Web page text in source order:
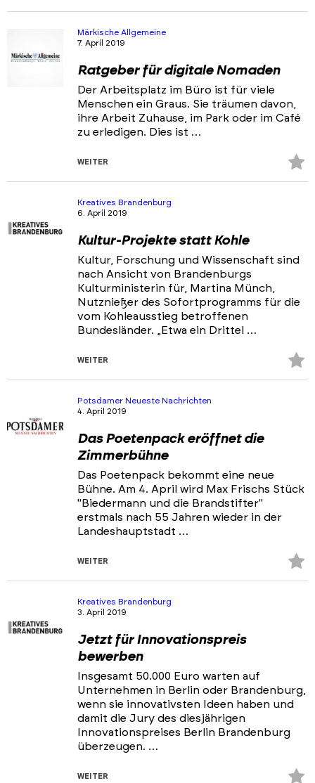
Märkische Allgemeine
7. April 2019
Ratgeber für digitale Nomaden
Der Arbeitsplatz im Büro ist für viele
Menschen ein Graus. Sie träumen davon,
ihre Arbeit Zuhause, im Park oder im Café
zu erledigen. Dies ist …
WEITER
Kreatives Brandenburg
6. April 2019
Kultur-Projekte statt Kohle
Kultur, Forschung und Wissenschaft sind
nach Ansicht von Brandenburgs
Kulturministerin für, Martina Münch,
Nutznießer des Sofortprogramms für die
vom Kohleausstieg betroffenen
Bundesländer. „Etwa ein Drittel …
WEITER
Potsdamer Neueste Nachrichten
4. April 2019
Das Poetenpack eröffnet die
Zimmerbühne
Das Poetenpack bekommt eine neue
Bühne. Am 4. April wird Max Frischs Stück
"Biedermann und die Brandstifter"
erstmals nach 55 Jahren wieder in der
Landeshauptstadt …
WEITER
Kreatives Brandenburg
3. April 2019
Jetzt für Innovationspreis
bewerben
Insgesamt 50.000 Euro warten auf
Unternehmen in Berlin oder Brandenburg,
wenn sie innovativsten Ideen haben und
damit die Jury des diesjährigen
Innovationspreises Berlin Brandenburg
überzeugen. …
WEITER